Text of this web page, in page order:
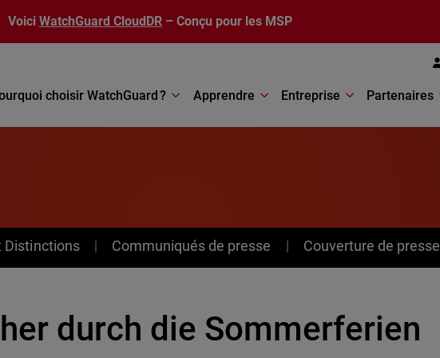
Voici WatchGuard CloudDR – Conçu pour les MSP
choisir WatchGuard ? Apprendre Entreprise Partenaires
Distinctions Communiqués de presse Couverture de presse
durch die Sommerferien